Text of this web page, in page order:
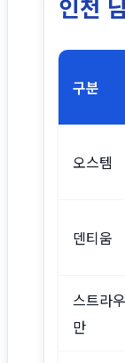
구분
오스템
덴티움
스트라우
만